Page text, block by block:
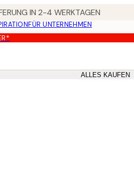
IN 2-4 WERKTAGEN
FÜR UNTERNEHMEN
ALLES KAUFEN